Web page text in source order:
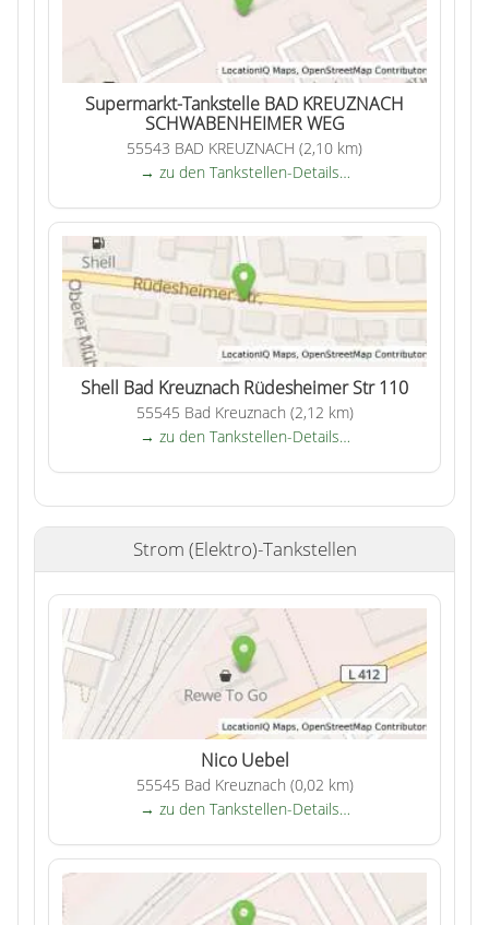
Supermarkt-Tankstelle BAD KREUZNACH
SCHWABENHEIMER WEG
55543 BAD KREUZNACH (2,10 km)
→ zu den Tankstellen-Details…
Shell Bad Kreuznach Rüdesheimer Str 110
55545 Bad Kreuznach (2,12 km)
→ zu den Tankstellen-Details…
Strom (Elektro)-Tankstellen
Nico Uebel
55545 Bad Kreuznach (0,02 km)
→ zu den Tankstellen-Details…